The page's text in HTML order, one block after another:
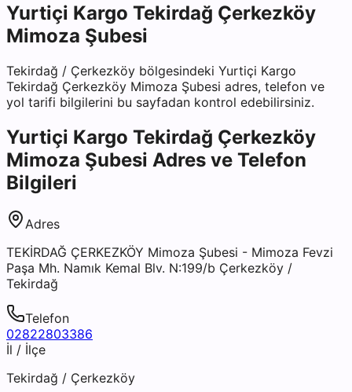
Yurtiçi Kargo Tekirdağ Çerkezköy
Mimoza Şubesi
Tekirdağ / Çerkezköy bölgesindeki Yurtiçi Kargo
Tekirdağ Çerkezköy Mimoza Şubesi adres, telefon ve
yol tarifi bilgilerini bu sayfadan kontrol edebilirsiniz.
Yurtiçi Kargo Tekirdağ Çerkezköy
Mimoza Şubesi Adres ve Telefon
Bilgileri
Adres
TEKİRDAĞ ÇERKEZKÖY Mimoza Şubesi - Mimoza Fevzi
Paşa Mh. Namık Kemal Blv. N:199/b Çerkezköy /
Tekirdağ
Telefon
02822803386
İl / İlçe
Tekirdağ / Çerkezköy